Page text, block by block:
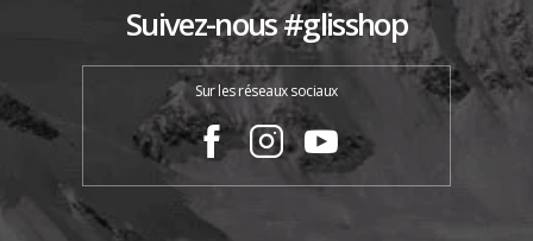
Suivez-nous #glisshop
Sur les réseaux sociaux